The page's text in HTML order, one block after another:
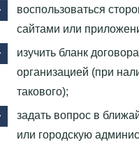
воспользоваться
сайтами или
изучить бланк
организацией (при
такового);
задать вопрос в
или городскую